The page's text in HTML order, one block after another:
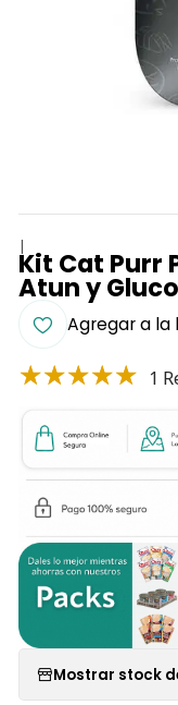
|
Kit Cat Purr
Atun y
Agregar a la
1
Mostrar stock